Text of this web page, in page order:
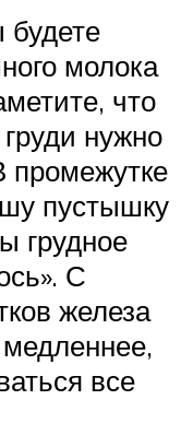
молока
что
нужно
промежутке
пустышку
грудное
С
железа
все